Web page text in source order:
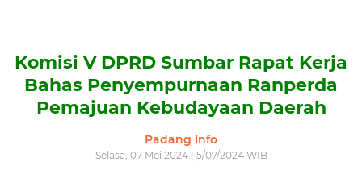
Komisi V DPRD Sumbar Rapat Kerja
Bahas Penyempurnaan Ranperda
Pemajuan Kebudayaan Daerah
Padang Info
Selasa, 07 Mei 2024 | 5/07/2024 WIB